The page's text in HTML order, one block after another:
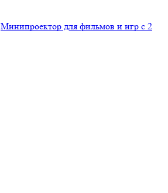
Минипроектор для фильмов и игр с 2